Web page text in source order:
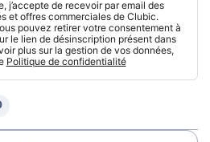
j’accepte de recevoir par email des
et offres commerciales de Clubic.
pouvez retirer votre consentement à
le lien de désinscription présent dans
plus sur la gestion de vos données,
Politique de confidentialité